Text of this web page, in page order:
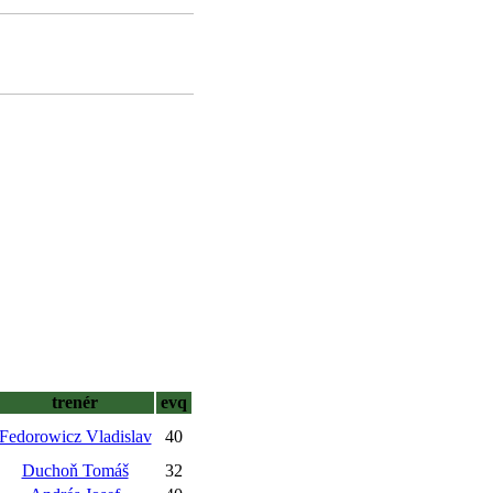
trenér
evq
Vladislav
40
Duchoň Tomáš
32